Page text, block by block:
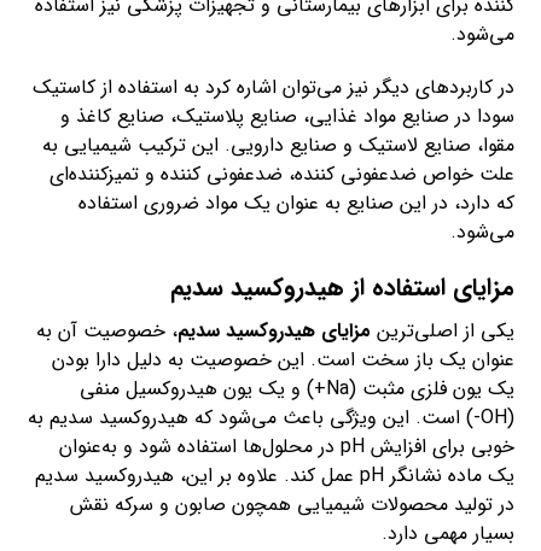
می‌شود.
در کاربردهای دیگر نیز می‌توان اشاره کرد به استفاده از کاستیک
سودا در صنایع مواد غذایی، صنایع پلاستیک، صنایع کاغذ و
مقوا، صنایع لاستیک و صنایع دارویی. این ترکیب شیمیایی به
علت خواص ضدعفونی کننده، ضدعفونی کننده و تمیزکننده‌ای
که دارد، در این صنایع به عنوان یک مواد ضروری استفاده
می‌شود.
مزایای استفاده از هیدروکسید سدیم
یکی از اصلی‌ترین مزایای هیدروکسید سدیم، خصوصیت آن به
عنوان یک باز سخت است. این خصوصیت به دلیل دارا بودن
یک یون فلزی مثبت (Na+) و یک یون هیدروکسیل منفی
(OH-) است. این ویژگی باعث می‌شود که هیدروکسید سدیم به
خوبی برای افزایش pH در محلول‌ها استفاده شود و به‌عنوان
یک ماده نشانگر pH عمل کند. علاوه بر این، هیدروکسید سدیم
در تولید محصولات شیمیایی همچون صابون و سرکه نقش
بسیار مهمی دارد.